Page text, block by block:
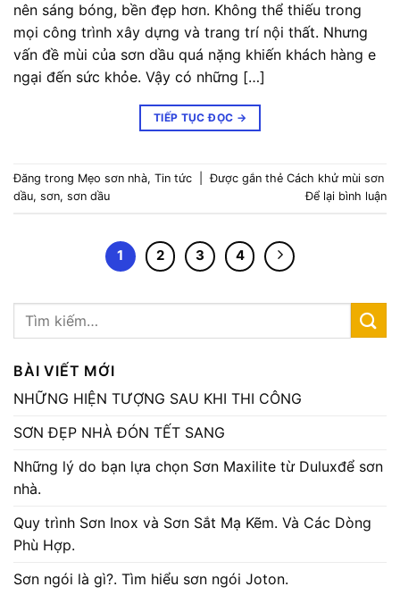
nên sáng bóng, bền đẹp hơn. Không thể thiếu trong
mọi công trình xây dựng và trang trí nội thất. Nhưng
vấn đề mùi của sơn dầu quá nặng khiến khách hàng e
ngại đến sức khỏe. Vậy có những […]
TIẾP TỤC ĐỌC →
Đăng trong Mẹo sơn nhà, Tin tức Được gắn thẻ Cách khử mùi sơn
dầu, sơn, sơn dầu Để lại bình luận
1 2 3 4
BÀI VIẾT MỚI
NHỮNG HIỆN TƯỢNG SAU KHI THI CÔNG
SƠN ĐẸP NHÀ ĐÓN TẾT SANG
Những lý do bạn lựa chọn Sơn Maxilite từ Duluxđể sơn
nhà.
Quy trình Sơn Inox và Sơn Sắt Mạ Kẽm. Và Các Dòng
Phù Hợp.
Sơn ngói là gì?. Tìm hiểu sơn ngói Joton.